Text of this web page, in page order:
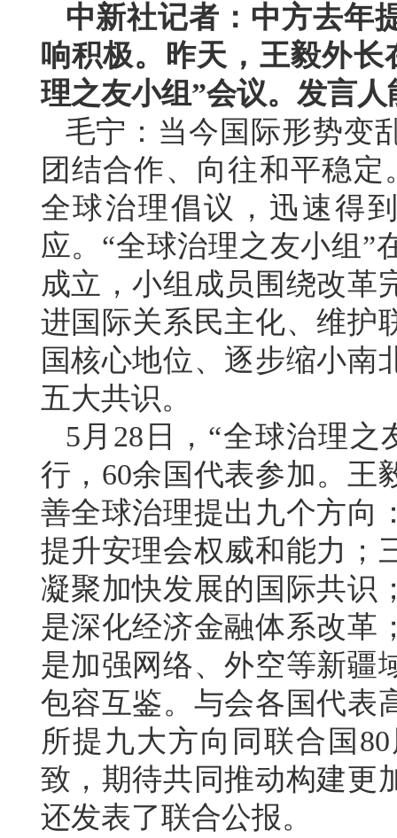
中新社记者：中方去年
响积极。昨天，王毅外
理之友小组”会议。发言
毛宁：当今国际形势变
团结合作、向往和平稳
全球治理倡议，迅速得
应。“全球治理之友小组”
成立，小组成员围绕改革
进国际关系民主化、维护
国核心地位、逐步缩小南
五大共识。
5月28日，“全球治理
行，60余国代表参加。王
善全球治理提出九个方向
提升安理会权威和能力；
凝聚加快发展的国际共识
是深化经济金融体系改革
是加强网络、外空等新疆
包容互鉴。与会各国代表
所提九大方向同联合国
致，期待共同推动构建更
还发表了联合公报。